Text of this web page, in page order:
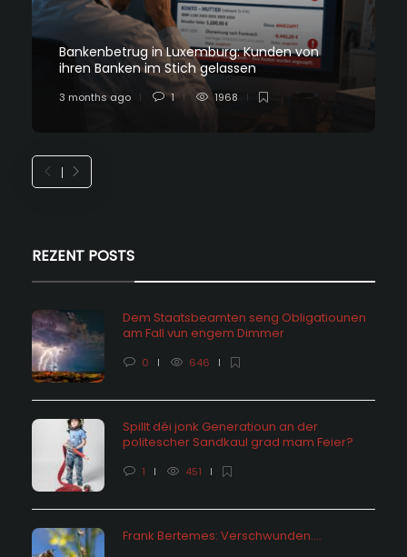
Bankenbetrug in Luxemburg: Kunden von
ihren Banken im Stich gelassen
3 months ago 1 1968
REZENT POSTS
Dem Staatsbeamten seng Obligatiounen
am Fall vun engem Dimmer
0 646
Spillt déi jonk Generatioun an der
politescher Sandkaul grad mam Feier?
1 451
Frank Bertemes: Verschwunden….